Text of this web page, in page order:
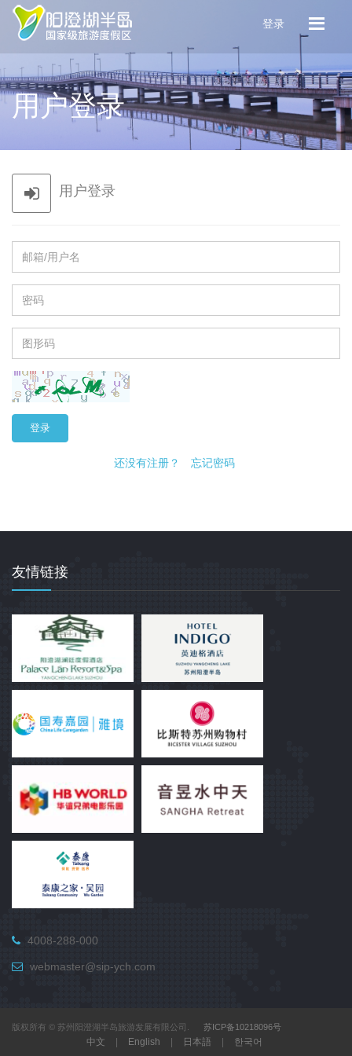
登录
用户登录
用户登录
登录
还没有注册？ 忘记密码
友情链接
4008-288-000
webmaster@sip-ych.com
版权所有 © 苏州阳澄湖半岛旅游发展有限公司. 苏ICP备10218096号
中文 English 日本語 한국어